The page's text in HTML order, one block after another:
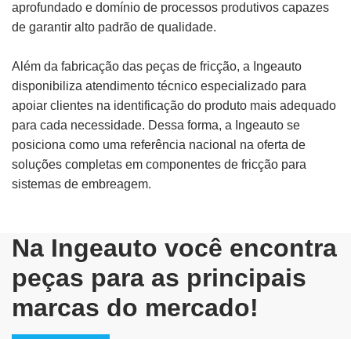
aprofundado e domínio de processos produtivos capazes
de garantir alto padrão de qualidade.
Além da fabricação das peças de fricção, a Ingeauto
disponibiliza atendimento técnico especializado para
apoiar clientes na identificação do produto mais adequado
para cada necessidade. Dessa forma, a Ingeauto se
posiciona como uma referência nacional na oferta de
soluções completas em componentes de fricção para
sistemas de embreagem.
Na Ingeauto você encontra
peças para as principais
marcas do mercado!